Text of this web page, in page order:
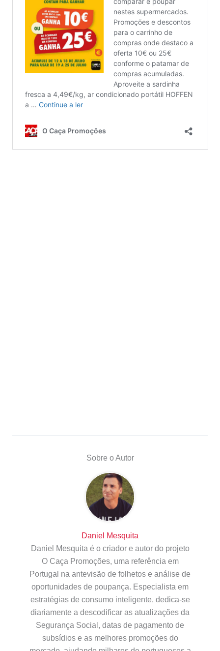
Sobre o Autor
Daniel Mesquita
Daniel Mesquita é o criador e autor do projeto
O Caça Promoções, uma referência em
Portugal na antevisão de folhetos e análise de
oportunidades de poupança. Especialista em
estratégias de consumo inteligente, dedica-se
diariamente a descodificar as atualizações da
Segurança Social, datas de pagamento de
subsídios e as melhores promoções do